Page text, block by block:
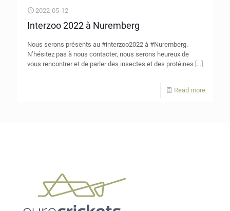
2022-05-12
Interzoo 2022 à Nuremberg
Nous serons présents au #interzoo2022 à #Nuremberg.
N’hésitez pas à nous contacter, nous serons heureux de
vous rencontrer et de parler des insectes et des protéines […]
Read more